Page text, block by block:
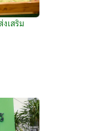
เสริม